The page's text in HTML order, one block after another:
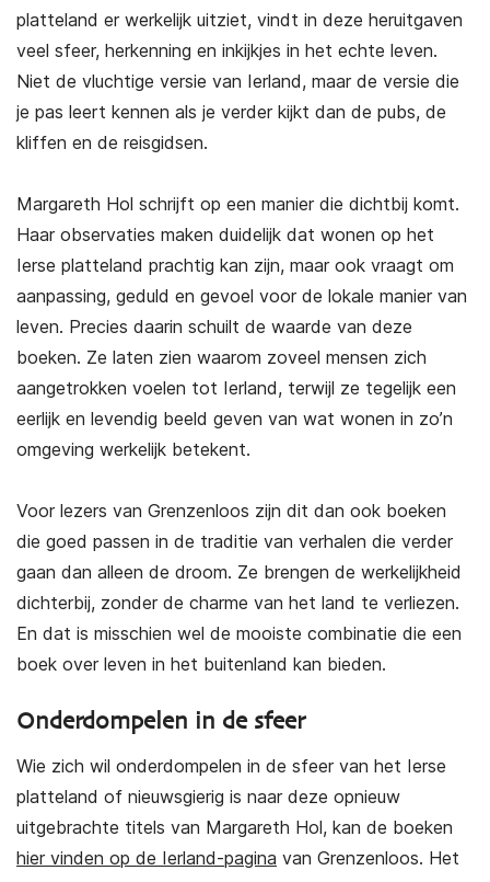
platteland er werkelijk uitziet, vindt in deze heruitgaven
veel sfeer, herkenning en inkijkjes in het echte leven.
Niet de vluchtige versie van Ierland, maar de versie die
je pas leert kennen als je verder kijkt dan de pubs, de
kliffen en de reisgidsen.
Margareth Hol schrijft op een manier die dichtbij komt.
Haar observaties maken duidelijk dat wonen op het
Ierse platteland prachtig kan zijn, maar ook vraagt om
aanpassing, geduld en gevoel voor de lokale manier van
leven. Precies daarin schuilt de waarde van deze
boeken. Ze laten zien waarom zoveel mensen zich
aangetrokken voelen tot Ierland, terwijl ze tegelijk een
eerlijk en levendig beeld geven van wat wonen in zo’n
omgeving werkelijk betekent.
Voor lezers van Grenzenloos zijn dit dan ook boeken
die goed passen in de traditie van verhalen die verder
gaan dan alleen de droom. Ze brengen de werkelijkheid
dichterbij, zonder de charme van het land te verliezen.
En dat is misschien wel de mooiste combinatie die een
boek over leven in het buitenland kan bieden.
Onderdompelen in de sfeer
Wie zich wil onderdompelen in de sfeer van het Ierse
platteland of nieuwsgierig is naar deze opnieuw
uitgebrachte titels van Margareth Hol, kan de boeken
hier vinden op de Ierland-pagina van Grenzenloos. Het